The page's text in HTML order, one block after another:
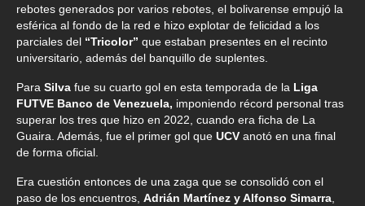
rebotes generados por varios rebotes, el bolivarense empujó la
esférica al fondo de la red e hizo explotar de felicidad a los
parciales del “Tricolor” que estaban presentes en el recinto
universitario, además del banquillo de suplentes.
Para Silva fue su cuarto gol en esta temporada de la Liga
FUTVE Banco de Venezuela, imponiendo récord personal tras
superar los tres que hizo en 2022, cuando era ficha de La
Guaira. Además, fue el primer gol que UCV anotó en una final
de forma oficial.
Era cuestión entonces de una zaga que se consolidó con el
paso de los encuentros, Adrián Martínez y Alfonso Simarra